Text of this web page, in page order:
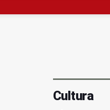
Cultura